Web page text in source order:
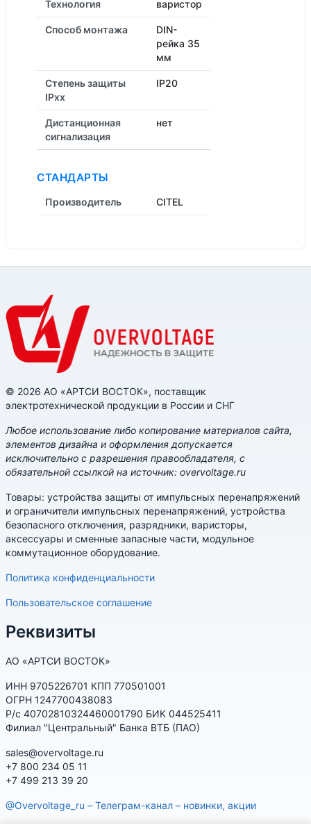
Технология варистор
Способ монтажа
DIN-
рейка 35
мм
Степень защиты
IPxx
IP20
Дистанционная
cигнализация
нет
СТАНДАРТЫ
Производитель CITEL
© 2026 АО «АРТСИ ВОСТОК», поставщик
электротехнической продукции в России и СНГ
Любое использование либо копирование материалов сайта,
элементов дизайна и оформления допускается
исключительно с разрешения правообладателя, с
обязательной ссылкой на источник: overvoltage.ru
Товары: устройства защиты от импульсных перенапряжений
и ограничители импульсных перенапряжений, устройства
безопасного отключения, разрядники, варисторы,
аксессуары и сменные запасные части, модульное
коммутационное оборудование.
Политика конфиденциальности
Пользовательское соглашение
Реквизиты
АО «АРТСИ ВОСТОК»
ИНН 9705226701 КПП 770501001
ОГРН 1247700438083
Р/с 40702810324460001790 БИК 044525411
Филиал "Центральный" Банка ВТБ (ПАО)
sales@overvoltage.ru
+7 800 234 05 11
+7 499 213 39 20
@Overvoltage_ru – Телеграм-канал – новинки, акции